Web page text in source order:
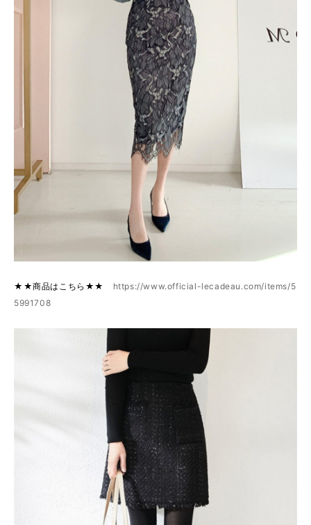
★★商品はこちら★★ https://www.official-lecadeau.com/items/5
5991708